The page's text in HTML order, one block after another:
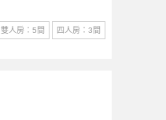
雙人房：5間
四人房：3間